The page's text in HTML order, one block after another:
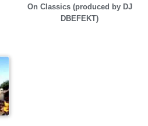
On Classics (produced by DJ
DBEFEKT)